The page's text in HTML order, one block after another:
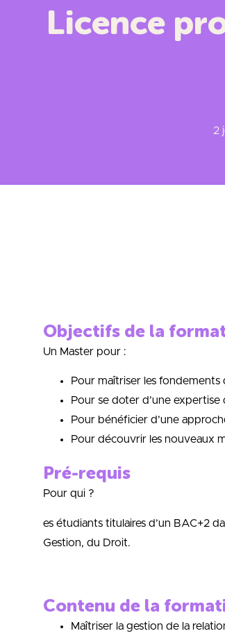
Licence
2
Objectifs de la
Un Master pour :
Pour maîtriser les fondements
Pour se doter d’une
Pour bénéficier d’une
Pour découvrir les nouveaux
Pré-requis
Pour qui ?
es étudiants titulaires d’un BAC+2
Gestion, du Droit.
Contenu de la
Maîtriser la gestion de la